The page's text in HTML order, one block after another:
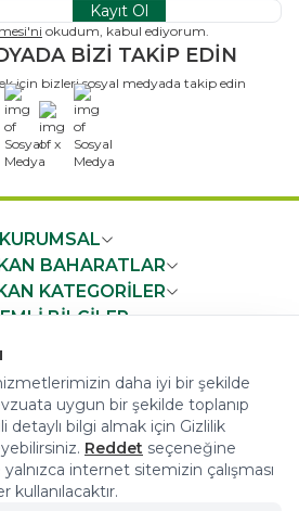
Kayıt Ol
okudum, kabul ediyorum.
BİZİ TAKİP EDİN
için bizleri sosyal medyada takip edin
x
KURUMSAL
BAHARATLAR
KATEGORİLER
BİLGİLER
ALL RIGHTS RESERVED
daha iyi bir şekilde
uygun bir şekilde toplanıp
detaylı bilgi almak için Gizlilik
Reddet seçeneğine
yalnızca internet sitemizin çalışması
kullanılacaktır.